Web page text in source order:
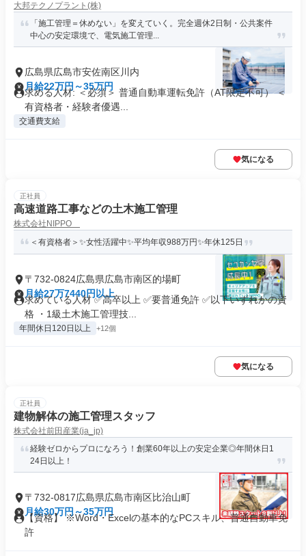
大邦テクノプラント(株)
「施工管理＝休めない」を変えていく。完全週休2日制・公共案件
中心の安定環境で、電気施工管理...
広島県広島市安佐南区川内
月給22万円～35万円
求める人材: ＜必須＞ 普通自動車運転免許（AT限定不可） ＜
有資格者・経験者優遇...
交通費支給
気になる
正社員
高速道路工事などの土木施工管理
株式会社NIPPO
＜有資格者＞✨女性活躍中✨平均年収988万円✨年休125日
〒732-0824広島県広島市南区的場町
月給27万7440円以上
求めている人材 ✅高卒以上 ✅要普通免許 ✅以下いずれかの資
格 ・1級土木施工管理技...
年間休日120日以上 +12個
気になる
正社員
建物解体の施工管理スタッフ
株式会社前田産業(ja_jp)
経験ゼロからプロになろう！創業60年以上の安定企業◎年間休日1
24日以上！
〒732-0817広島県広島市南区比治山町
月給30万円～35万円
【資格】 ※Word・Excelの基本的なPCスキル、普通自動車免
許